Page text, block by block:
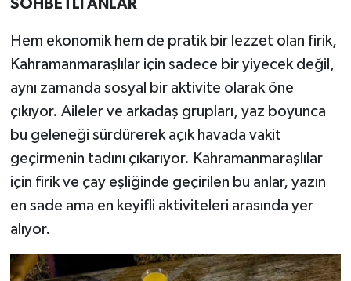
SOHBETLİ ANLAR
Hem ekonomik hem de pratik bir lezzet olan firik,
Kahramanmaraşlılar için sadece bir yiyecek değil,
aynı zamanda sosyal bir aktivite olarak öne
çıkıyor. Aileler ve arkadaş grupları, yaz boyunca
bu geleneği sürdürerek açık havada vakit
geçirmenin tadını çıkarıyor. Kahramanmaraşlılar
için firik ve çay eşliğinde geçirilen bu anlar, yazın
en sade ama en keyifli aktiviteleri arasında yer
alıyor.